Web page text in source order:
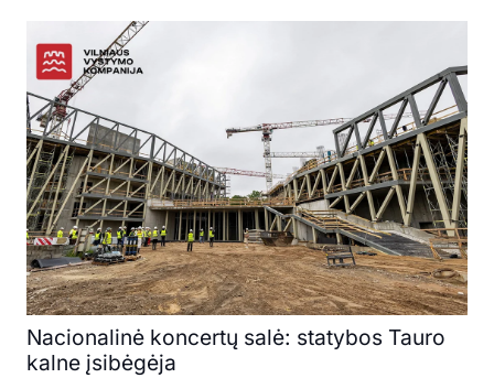
Nacionalinė koncertų salė: statybos Tauro
kalne įsibėgėja